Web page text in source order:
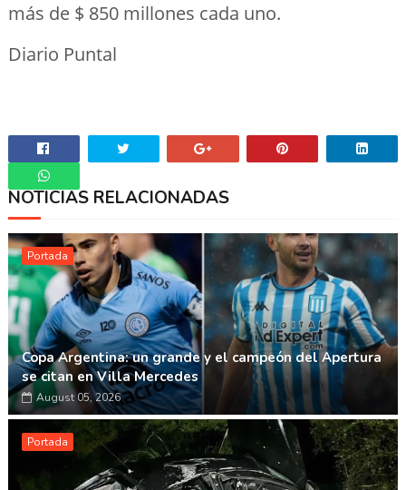
más de $ 850 millones cada uno.
Diario Puntal
Whatsapp
NOTICIAS RELACIONADAS
Portada
Copa Argentina: un grande y el campeón del Apertura
se citan en Villa Mercedes
August 05, 2026
Portada